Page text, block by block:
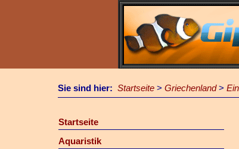
Sie sind hier: Startseite > Griechenland>
Startseite
Aquaristik